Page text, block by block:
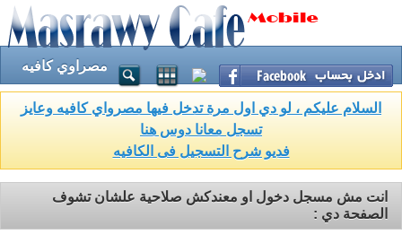
مصراوي كافيه
السلام عليكم ، لو دي اول مرة تدخل فيها مصرواي كافيه وعايز
تسجل معانا دوس هنا
فديو شرح التسجيل فى الكافيه
انت مش مسجل دخول او معندكش صلاحية علشان تشوف
الصفحة دي :